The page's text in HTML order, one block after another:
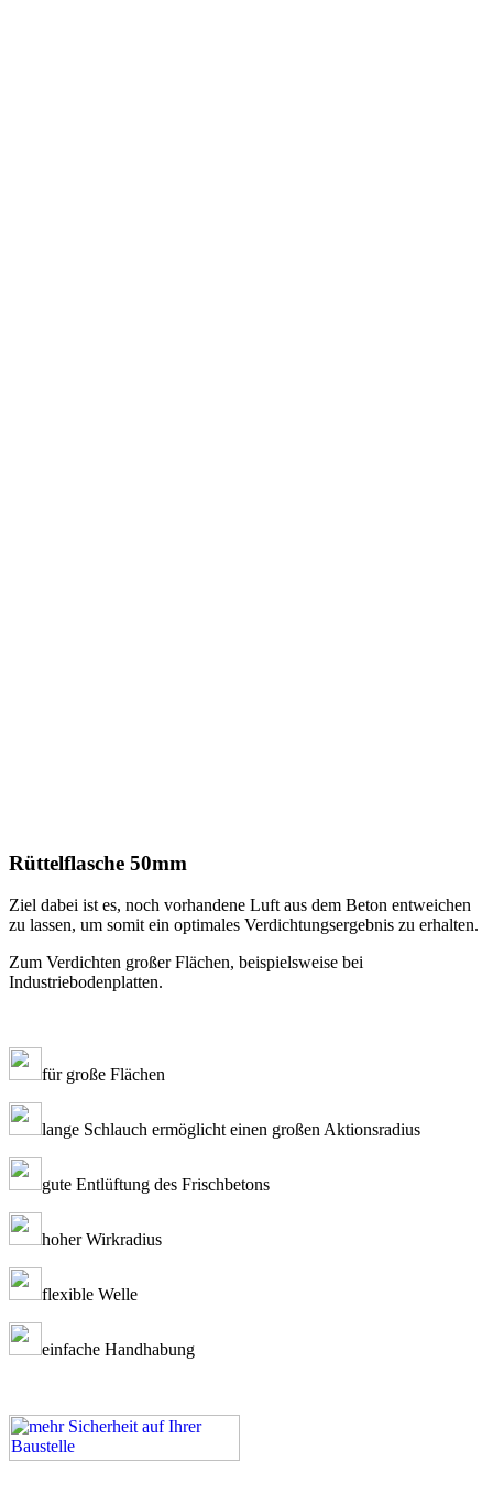
Rüttelflasche 50mm
Ziel dabei ist es, noch vorhandene Luft aus dem Beton entweichen
zu lassen, um somit ein optimales Verdichtungsergebnis zu erhalten.
Zum Verdichten großer Flächen, beispielsweise bei
Industriebodenplatten.
für große Flächen
lange Schlauch ermöglicht einen großen Aktionsradius
gute Entlüftung des Frischbetons
hoher Wirkradius
flexible Welle
einfache Handhabung